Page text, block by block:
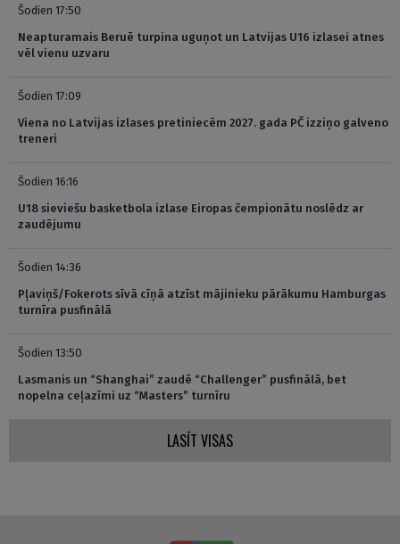
Šodien 17:50
Neapturamais Beruē turpina uguņot un Latvijas U16 izlasei atnes
vēl vienu uzvaru
Šodien 17:09
Viena no Latvijas izlases pretiniecēm 2027. gada PČ izziņo galveno
treneri
Šodien 16:16
U18 sieviešu basketbola izlase Eiropas čempionātu noslēdz ar
zaudējumu
Šodien 14:36
Pļaviņš/Fokerots sīvā cīņā atzīst mājinieku pārākumu Hamburgas
turnīra pusfinālā
Šodien 13:50
Lasmanis un “Shanghai” zaudē “Challenger” pusfinālā, bet
nopelna ceļazīmi uz “Masters” turnīru
LASĪT VISAS